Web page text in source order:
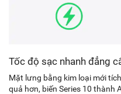
Tốc độ sạc nhanh đẳng
Mặt lưng bằng kim loại mới
quả hơn, biến Series 10 thành